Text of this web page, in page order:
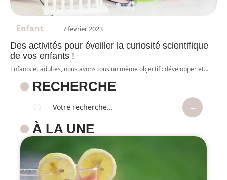
Enfant 7 février 2023
Des activités pour éveiller la curiosité scientifique
de vos enfants !
Enfants et adultes, nous avons tous un même objectif : développer et…
RECHERCHE
À LA UNE